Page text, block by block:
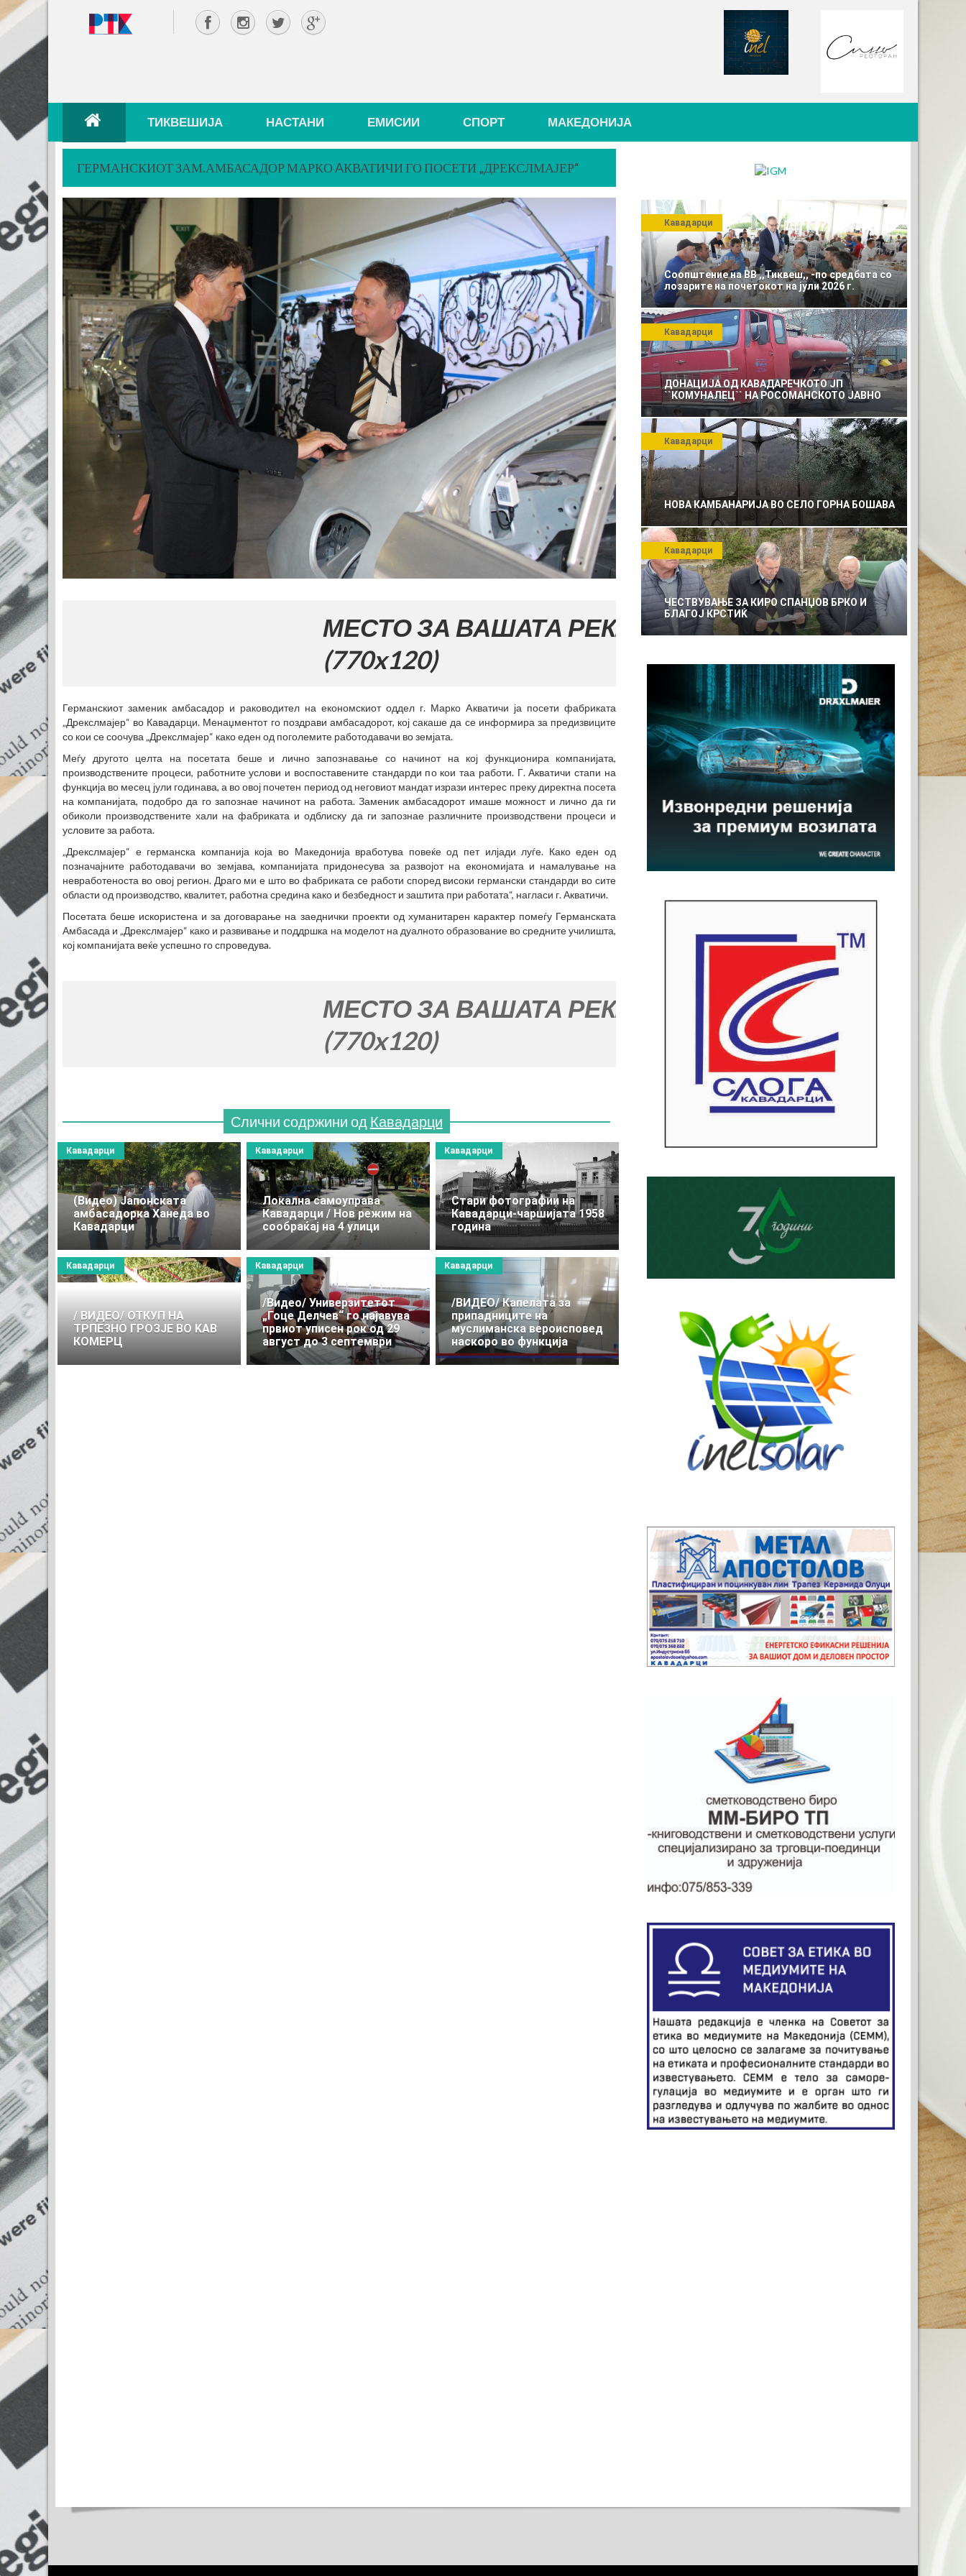
ТИКВЕШИЈА НАСТАНИ ЕМИСИИ СПОРТ МАКЕДОНИЈА
ГЕРМАНСКИОТ ЗАМ.АМБАСАДОР МАРКО AКВАТИЧИ ГО ПОСЕТИ „ДРЕКСЛМАЈЕР“
МЕСТО ЗА ВАШАТА РЕКЛАМА
(770x120)
Германскиот заменик амбасадор и раководител на економскиот оддел г. Марко Aкватичи ја посети фабриката
„Дрекслмајер“ во Кавадарци. Менаџментот го поздрави амбасадорот, кој сакаше да се информира за предизвиците
со кои се соочува „Дрекслмајер“ како еден од поголемите работодавачи во земјата.
Меѓу другото целта на посетата беше и лично запознавање со начинот на кој функционира компанијата,
производствените процеси, работните услови и воспоставените стандарди по кои таа работи. Г. Акватичи стапи на
функција во месец јули годинава, а во овој почетен период од неговиот мандат изрази интерес преку директна посета
на компанијата, подобро да го запознае начинот на работа. Заменик амбасадорот имаше можност и лично да ги
обиколи производствените хали на фабриката и одблиску да ги запознае различните производствени процеси и
условите за работа.
„Дрекслмајер“ е германска компанија која во Македонија вработува повеќе од пет илјади луѓе. Како еден од
позначајните работодавачи во земјава, компанијата придонесува за развојот на економијата и намалување на
невработеноста во овој регион. Драго ми е што во фабриката се работи според високи германски стандарди во сите
области од производство, квалитет, работна средина како и безбедност и заштита при работата“, нагласи г. Акватичи.
Посетата беше искористена и за договарање на заеднички проекти од хуманитарен карактер помеѓу Германската
Амбасада и „Дрекслмајер“ како и развивање и поддршка на моделот на дуалното образование во средните училишта,
кој компанијата веќе успешно го спроведувa.
МЕСТО ЗА ВАШАТА РЕКЛАМА
(770x120)
Слични содржини од Кавадарци
(Видео) Јапонската
амбасадорка Ханеда во
Кавадарци
Кавадарци
Локална самоуправа
Кавадарци / Нов режим на
сообраќај на 4 улици
Кавадарци
Стари фотографии на
Кавадарци-чаршијата 1958
година
Кавадарци
/ ВИДЕО/ ОТКУП НА
ТРПЕЗНО ГРОЗЈЕ ВО KAВ
КОМЕРЦ
Кавадарци
/Видео/ Универзитетот
„Гоце Делчев“ го најавува
првиот уписен рок од 29
август до 3 септември
Кавадарци
/ВИДЕО/ Капелата за
припадниците на
муслиманска вероисповед
наскоро во функција
Кавадарци
Соопштение на ВВ ,,Тиквеш,, -по средбата со
лозарите на почетокот на јули 2026 г.
Кавадарци
ДОНАЦИЈА ОД КАВАДАРЕЧКОТО ЈП
``КОМУНАЛЕЦ`` НА РОСОМАНСКОТО ЈАВНО
ПРЕТПРИЈАТИЕ ЗА КОМУНАЛНО УСЛУГИ
Кавадарци
НОВА КАМБАНАРИЈА ВО СЕЛО ГОРНА БОШАВА
Кавадарци
ЧЕСТВУВАЊЕ ЗА КИРО СПАНЏОВ БРКО И
БЛАГОЈ КРСТИЌ
Кавадарци